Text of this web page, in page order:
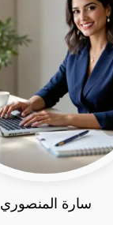
سارة المنصوري